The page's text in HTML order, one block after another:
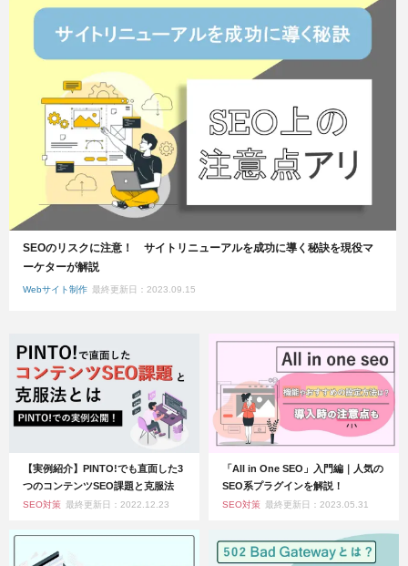
SEOのリスクに注意！ サイトリニューアルを成功に導く秘訣を現役マ
ーケターが解説
Webサイト制作 最終更新日：2023.09.15
【実例紹介】PINTO!でも直面した3
つのコンテンツSEO課題と克服法
SEO対策 最終更新日：2022.12.23
「All in One SEO」入門編｜人気の
SEO系プラグインを解説！
SEO対策 最終更新日：2023.05.31